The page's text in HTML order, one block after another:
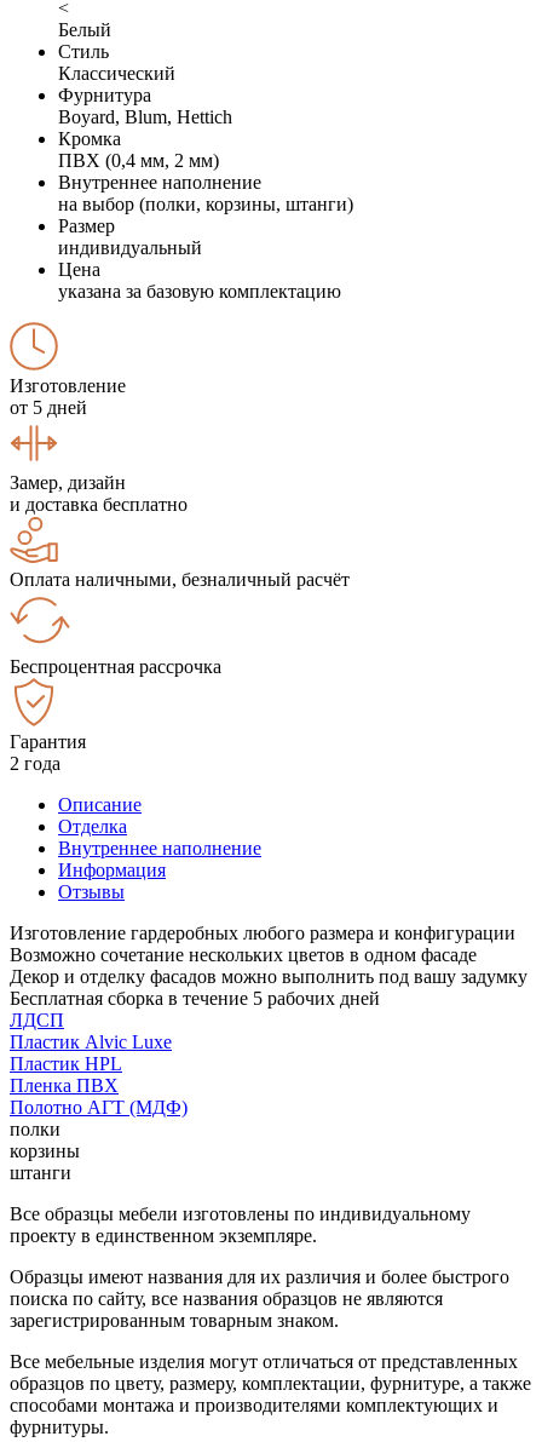
<
Белый
Стиль
Классический
Фурнитура
Boyard, Blum, Hettich
Кромка
ПВХ (0,4 мм, 2 мм)
Внутреннее наполнение
на выбор (полки, корзины, штанги)
Размер
индивидуальный
Цена
указана за базовую комплектацию
Изготовление
от 5 дней
Замер, дизайн
и доставка бесплатно
Оплата наличными, безналичный расчёт
Беспроцентная рассрочка
Гарантия
2 года
Описание
Отделка
Внутреннее наполнение
Информация
Отзывы
Изготовление гардеробных любого размера и конфигурации
Возможно сочетание нескольких цветов в одном фасаде
Декор и отделку фасадов можно выполнить под вашу задумку
Бесплатная сборка в течение 5 рабочих дней
ЛДСП
Пластик Alvic Luxe
Пластик HPL
Пленка ПВХ
Полотно АГТ (МДФ)
полки
корзины
штанги
Все образцы мебели изготовлены по индивидуальному
проекту в единственном экземпляре.
Образцы имеют названия для их различия и более быстрого
поиска по сайту, все названия образцов не являются
зарегистрированным товарным знаком.
Все мебельные изделия могут отличаться от представленных
образцов по цвету, размеру, комплектации, фурнитуре, а также
способами монтажа и производителями комплектующих и
фурнитуры.